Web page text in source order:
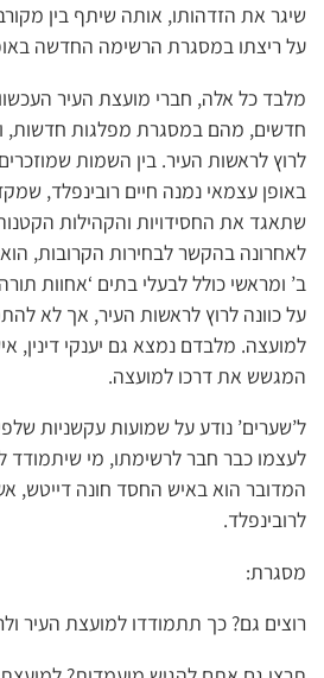
שיגר את הזדהותו, אותה שיתף בין
על ריצתו במסגרת הרשימה החדשה
מלבד כל אלה, חברי מועצת העיר
חדשים, מהם במסגרת מפלגות חדשות,
לרוץ לראשות העיר. בין השמות
באופן עצמאי נמנה חיים רובינפלד,
שתאגד את החסידויות והקהילות
לאחרונה בהקשר לבחירות הקרובות,
ב’ ומראשי כולל לבעלי בתים ‘אחוות
על כוונה לרוץ לראשות העיר, אך לא
למועצה. מלבדם נמצא גם יענקי דינין,
המגשש את דרכו למועצה.
ל’שערים’ נודע על שמועות עקשניות
לעצמו כבר חבר לרשימתו, מי שיתמודד
המדובר הוא באיש החסד חונה דייטש,
לרובינפלד.
מסגרת:
רוצים גם? כך תתמודדו למועצת העיר